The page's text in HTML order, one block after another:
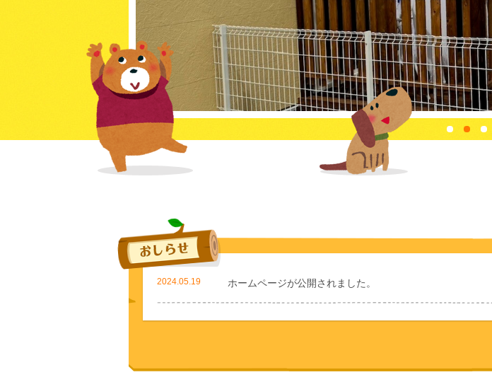
2024.05.19 ホームページが公開されました。